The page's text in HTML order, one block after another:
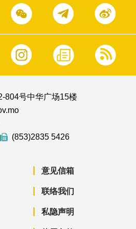
804号中华广场15楼
(853)2835 5426
意见信箱
联络我们
私隐声明